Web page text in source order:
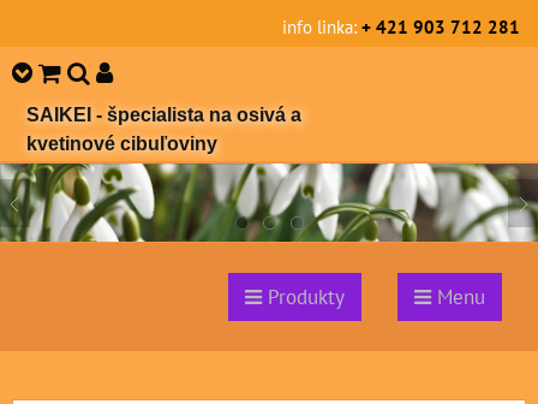
info linka: + 421 903 712 281
SAIKEI - špecialista na osivá a
kvetinové cibuľoviny
Produkty Menu